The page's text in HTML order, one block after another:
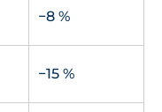
−8 %
−15 %